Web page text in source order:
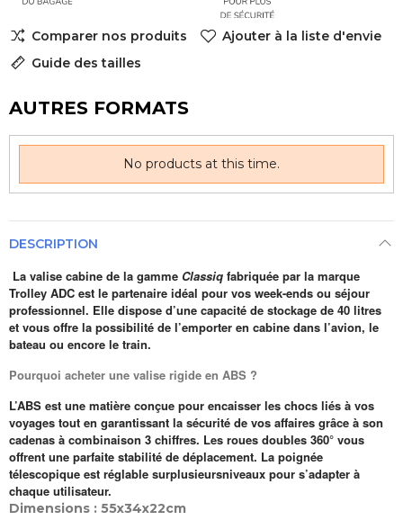
Comparer nos produits
Ajouter à la liste d'envie
Guide des tailles
AUTRES FORMATS
No products at this time.
DESCRIPTION
La valise cabine de la gamme Classiq fabriquée par la marque
Trolley ADC est le partenaire idéal pour vos week-ends ou séjour
professionnel. Elle dispose d’une capacité de stockage de 40 litres
et vous offre la possibilité de l’emporter en cabine dans l’avion, le
bateau ou encore le train.
Pourquoi acheter une valise rigide en ABS ?
L’ABS est une matière conçue pour encaisser les chocs liés à vos
voyages tout en garantissant la sécurité de vos affaires grâce à son
cadenas à combinaison 3 chiffres. Les roues doubles 360° vous
offrent une parfaite stabilité de déplacement. La poignée
télescopique est réglable surplusieursniveaux pour s’adapter à
chaque utilisateur.
Dimensions : 55x34x22cm